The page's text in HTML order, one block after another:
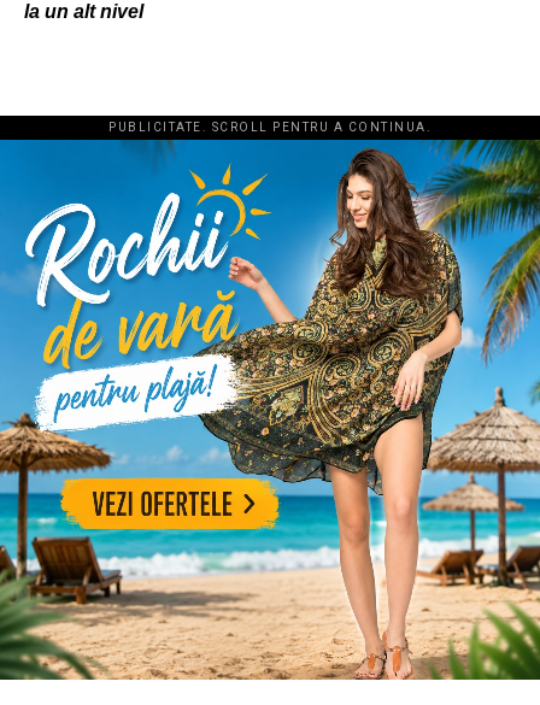
la un alt nivel
PUBLICITATE. SCROLL PENTRU A CONTINUA.